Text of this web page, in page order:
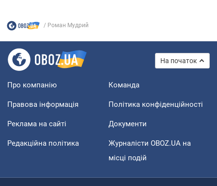
Роман Мудрий
На початок
Про компанію Команда
Правова інформація Політика конфіденційності
Реклама на сайті Документи
Редакційна політика
Журналісти OBOZ.UA на
місці подій